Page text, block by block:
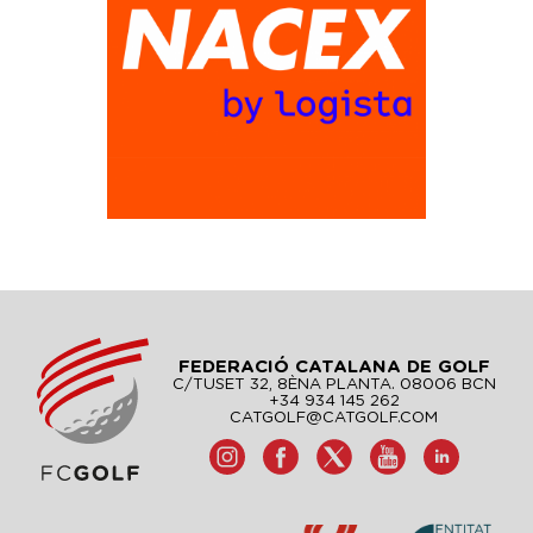
FEDERACIÓ CATALANA DE GOLF
C/TUSET 32, 8ÈNA PLANTA. 08006 BCN
+34 934 145 262
CATGOLF@CATGOLF.COM